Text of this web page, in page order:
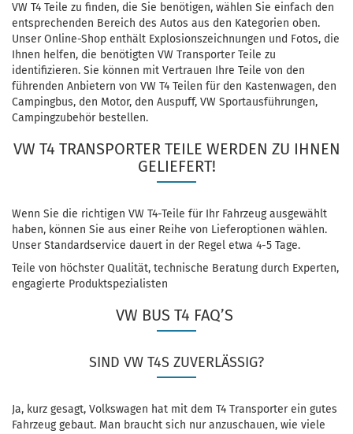
VW T4 Teile zu finden, die Sie benötigen, wählen Sie einfach den
entsprechenden Bereich des Autos aus den Kategorien oben.
Unser Online-Shop enthält Explosionszeichnungen und Fotos, die
Ihnen helfen, die benötigten VW Transporter Teile zu
identifizieren. Sie können mit Vertrauen Ihre Teile von den
führenden Anbietern von VW T4 Teilen für den Kastenwagen, den
Campingbus, den Motor, den Auspuff, VW Sportausführungen,
Campingzubehör bestellen.
VW T4 TRANSPORTER TEILE WERDEN ZU IHNEN
GELIEFERT!
Wenn Sie die richtigen VW T4-Teile für Ihr Fahrzeug ausgewählt
haben, können Sie aus einer Reihe von Lieferoptionen wählen.
Unser Standardservice dauert in der Regel etwa 4-5 Tage.
Teile von höchster Qualität, technische Beratung durch Experten,
engagierte Produktspezialisten
VW BUS T4 FAQ’S
SIND VW T4S ZUVERLÄSSIG?
Ja, kurz gesagt, Volkswagen hat mit dem T4 Transporter ein gutes
Fahrzeug gebaut. Man braucht sich nur anzuschauen, wie viele